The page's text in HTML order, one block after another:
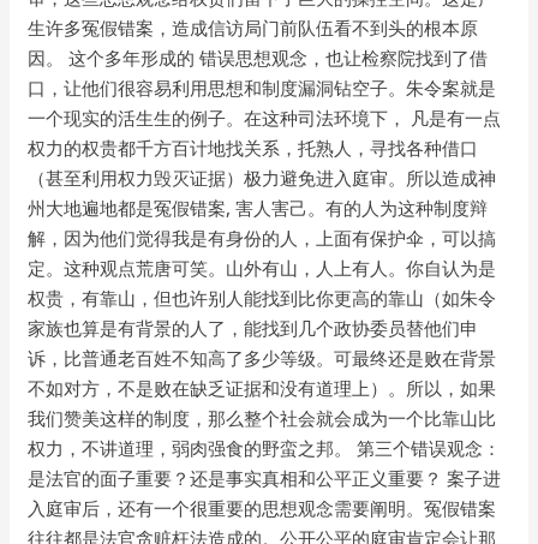
生许多冤假错案，造成信访局门前队伍看不到头的根本原
因。 这个多年形成的 错误思想观念，也让检察院找到了借
口，让他们很容易利用思想和制度漏洞钻空子。朱令案就是
一个现实的活生生的例子。在这种司法环境下， 凡是有一点
权力的权贵都千方百计地找关系，托熟人，寻找各种借口
（甚至利用权力毁灭证据）极力避免进入庭审。所以造成神
州大地遍地都是冤假错案, 害人害己。有的人为这种制度辩
解，因为他们觉得我是有身份的人，上面有保护伞，可以搞
定。这种观点荒唐可笑。山外有山，人上有人。你自认为是
权贵，有靠山，但也许别人能找到比你更高的靠山（如朱令
家族也算是有背景的人了，能找到几个政协委员替他们申
诉，比普通老百姓不知高了多少等级。可最终还是败在背景
不如对方，不是败在缺乏证据和没有道理上）。所以，如果
我们赞美这样的制度，那么整个社会就会成为一个比靠山比
权力，不讲道理，弱肉强食的野蛮之邦。 第三个错误观念：
是法官的面子重要？还是事实真相和公平正义重要？ 案子进
入庭审后，还有一个很重要的思想观念需要阐明。冤假错案
往往都是法官贪赃枉法造成的。公开公平的庭审肯定会让那